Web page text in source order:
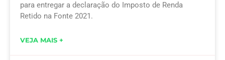
para entregar a declaração do Imposto de Renda
Retido na Fonte 2021.
VEJA MAIS +